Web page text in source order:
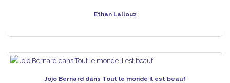
Ethan Lallouz
Jojo Bernard dans Tout le monde il est beauf